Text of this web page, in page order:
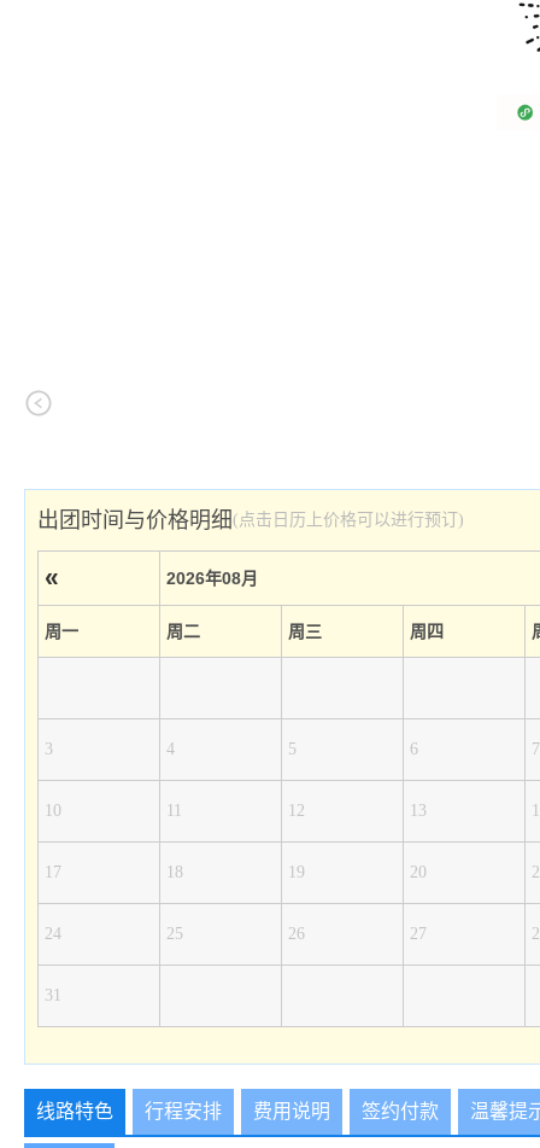
出团时间与价格明细(点击日历上价格可以进行预订)
« 2026年08月
周一 周二 周三 周四
3 4 5 6 7
10 11 12 13
17 18 19 20
24 25 26 27
31
线路特色 行程安排 费用说明 签约付款 温馨提